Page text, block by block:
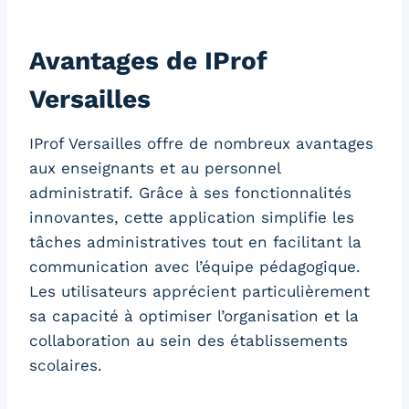
Avantages de IProf
Versailles
IProf Versailles offre de nombreux avantages
aux enseignants et au personnel
administratif. Grâce à ses fonctionnalités
innovantes, cette application simplifie les
tâches administratives tout en facilitant la
communication avec l’équipe pédagogique.
Les utilisateurs apprécient particulièrement
sa capacité à optimiser l’organisation et la
collaboration au sein des établissements
scolaires.